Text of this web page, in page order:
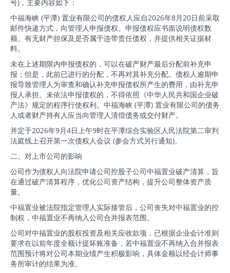
号)，主要内容如下：
中福海峡 (平潭) 置业有限公司的债权人应自2026年8月20日前采取
邮件快递方式，向管理人申报债权。申报债权应书面说明债权数
额、有无财产担保及是否属于连带责任债权，并提供相关证据材
料。
未在上述期限内申报债权的，可以在破产财产最后分配前补充申
报；但是，此前已进行的分配，不再对其补充分配。债权人逾期申
报导致管理人为审查和确认补充申报债权所产生的费用，由补充申
报人承担。未依法申报债权的，不得依照《中华人民共和国企业破
产法》规定的程序行使权利。中福海峡 (平潭) 置业有限公司的债务
人或者财产持有人应当向管理人清偿债务或交付财产。
并定于2026年9月4日上午9时在平潭综合实验区人民法院第二审判
法庭线上召开第一次债权人会议 (参会方式另行通知)。
二、对上市公司的影响
公司作为债权人向法院申请公司控股子公司中福置业破产清算，旨
在通过破产清算程序，优化公司资产结构，提升公司整体资产质
量。
中福置业被法院指定管理人实际接管后，公司丧失对中福置业的控
制权，中福置业不再纳入公司合并报表范围。
公司对中福置业的股权投资及相关应收款项，已根据企业会计准则
要求在以前年度全额计提坏账准备，若中福置业不再纳入合并报表
范围预计将对公司本期业绩产生积极影响，具体金额以经会计师事
务所审计的结果为准。